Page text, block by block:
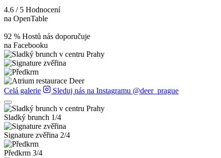
4.6 / 5 Hodnocení
na OpenTable
92 % Hostů nás doporučuje
na Facebooku
Celá galerie Sleduj nás na Instagramu @deer_prague
Sladký brunch 1/4
Signature zvěřina 2/4
Předkrm 3/4